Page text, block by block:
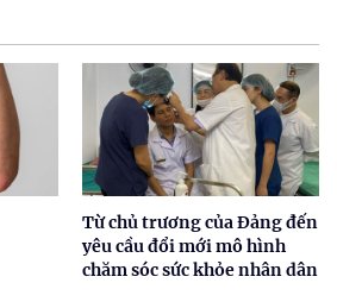
Từ chủ trương của Đảng đến
yêu cầu đổi mới mô hình
chăm sóc sức khỏe nhân dân